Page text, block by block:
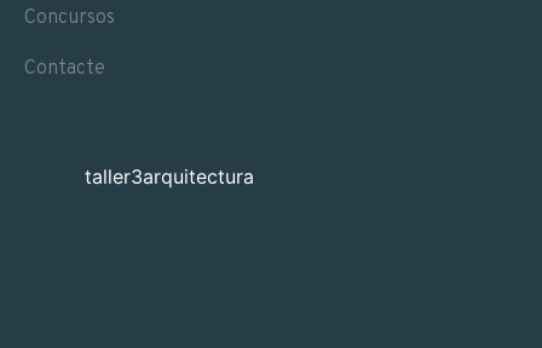
Concursos
Contacte
taller3arquitectura